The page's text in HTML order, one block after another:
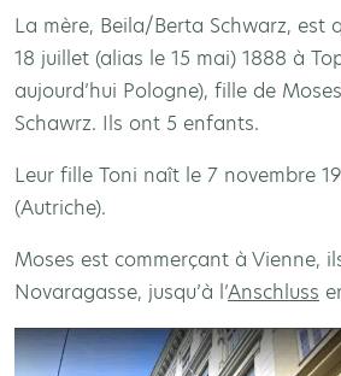
La mère, Beila/Berta Schwarz, est
18 juillet (alias le 15 mai) 1888 à
aujourd’hui Pologne), fille de
Schawrz. Ils ont 5 enfants.
Leur fille Toni naît le 7 novembre
(Autriche).
Moses est commerçant à Vienne,
Novaragasse, jusqu’à l’Anschluss